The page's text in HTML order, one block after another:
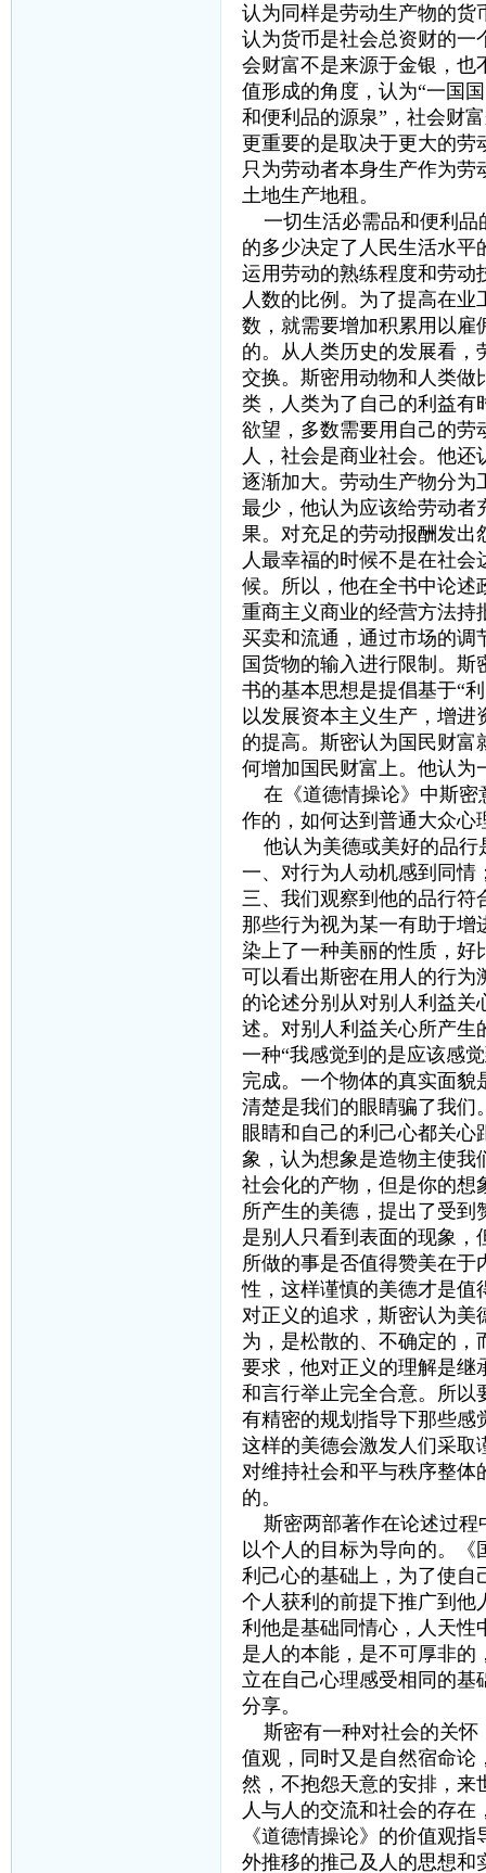
认为同样是劳动生产物的货
认为货币是社会总资财的一
会财富不是来源于金银，也
值形成的角度，认为“一国
和便利品的源泉”，社会财
更重要的是取决于更大的劳
只为劳动者本身生产作为
土地生产地租。
一切生活必需品和便利品
的多少决定了人民生活水平
运用劳动的熟练程度和劳动
人数的比例。为了提高在
数，就需要增加积累用以雇
的。从人类历史的发展看，
交换。斯密用动物和人类做
类，人类为了自己的利益有
欲望，多数需要用自己的劳
人，社会是商业社会。他
逐渐加大。劳动生产物分为
最少，他认为应该给劳动者
果。对充足的劳动报酬发出
人最幸福的时候不是在社
候。所以，他在全书中论述
重商主义商业的经营方法持
买卖和流通，通过市场的调
国货物的输入进行限制。
书的基本思想是提倡基于“
以发展资本主义生产，增进
的提高。斯密认为国民财富
何增加国民财富上。他认为
在《道德情操论》中斯密
作的，如何达到普通大众心
他认为美德或美好的品行
一、对行为人动机感到同情
三、我们观察到他的品行符
那些行为视为某一有助于增
染上了一种美丽的性质，好
可以看出斯密在用人的行为
的论述分别从对别人利益关
述。对别人利益关心所产生
一种“我感觉到的是应该感
完成。一个物体的真实面貌
清楚是我们的眼睛骗了我们
眼睛和自己的利己心都关
象，认为想象是造物主使我
社会化的产物，但是你的想
所产生的美德，提出了受到
是别人只看到表面的现象，
所做的事是否值得赞美在于
性，这样谨慎的美德才是值
对正义的追求，斯密认为美
为，是松散的、不确定的，
要求，他对正义的理解是继
和言行举止完全合意。所以
有精密的规划指导下那些感
这样的美德会激发人们采取
对维持社会和平与秩序整体
的。
斯密两部著作在论述过程
以个人的目标为导向的。《
利己心的基础上，为了使自
个人获利的前提下推广到他
利他是基础同情心，人天性
是人的本能，是不可厚非的
立在自己心理感受相同的基
分享。
斯密有一种对社会的关怀
值观，同时又是自然宿命论
然，不抱怨天意的安排，来
人与人的交流和社会的存
《道德情操论》的价值观
外推移的推己及人的思想和